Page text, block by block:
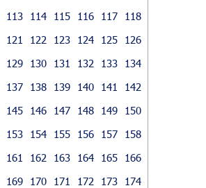
113 114 115 116 117
118
121 122 123 124 125
126
129 130 131 132 133
134
137 138 139 140 141
142
145 146 147 148 149
150
153 154 155 156 157
158
161 162 163 164 165
166
169 170 171 172 173
174